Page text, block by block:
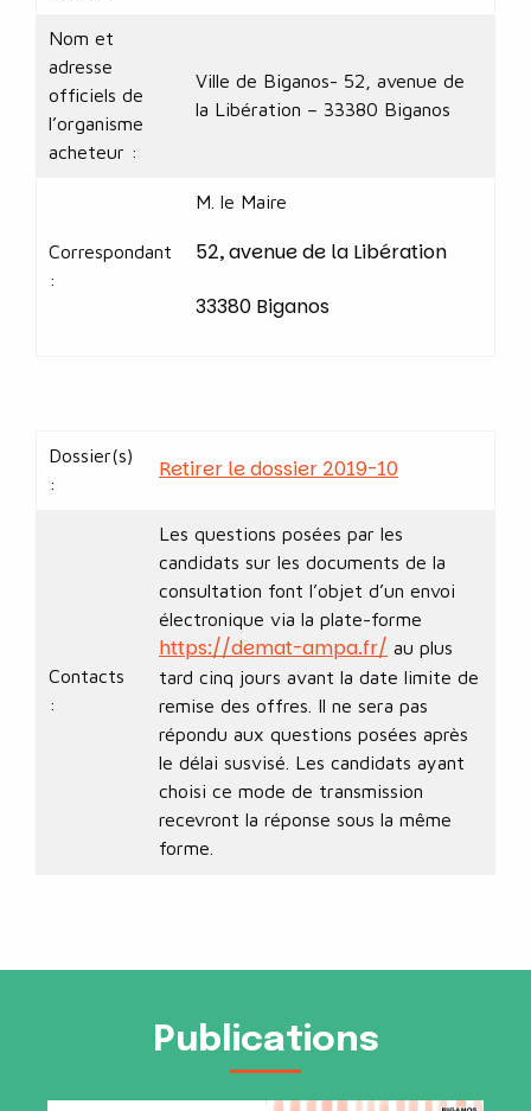
Nom et
adresse
officiels de
l’organisme
acheteur :
Ville de Biganos- 52, avenue de
la Libération – 33380 Biganos
Correspondant
:
M. le Maire
52, avenue de la Libération
33380 Biganos
Dossier(s)
:
Retirer le dossier 2019-10
Contacts
:
Les questions posées par les
candidats sur les documents de la
consultation font l’objet d’un envoi
électronique via la plate-forme
https://demat-ampa.fr/ au plus
tard cinq jours avant la date limite de
remise des offres. Il ne sera pas
répondu aux questions posées après
le délai susvisé. Les candidats ayant
choisi ce mode de transmission
recevront la réponse sous la même
forme.
Publications